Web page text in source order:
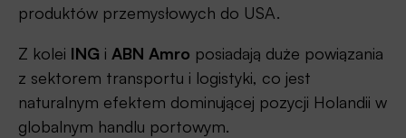
produktów przemysłowych do USA.
Z kolei ING i ABN Amro posiadają duże powiązania
z sektorem transportu i logistyki, co jest
naturalnym efektem dominującej pozycji Holandii w
globalnym handlu portowym.